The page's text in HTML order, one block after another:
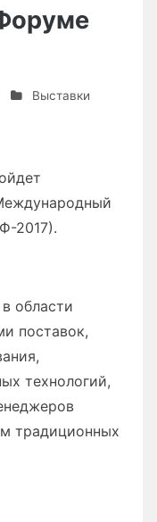
Выставки
2017).
области
поставок,
технологий,
традиционных